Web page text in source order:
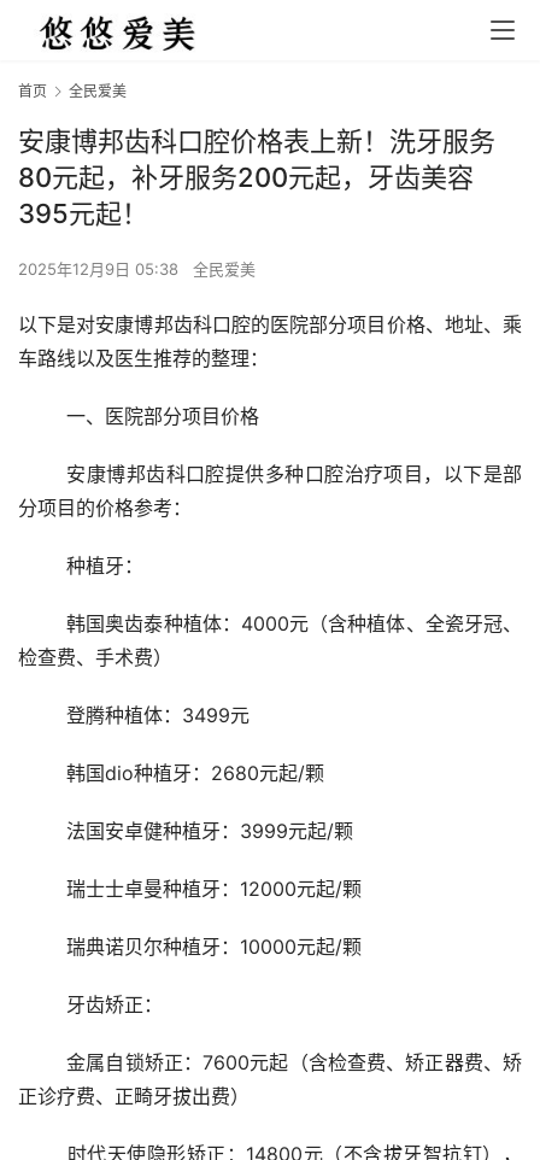
首页 全民爱美
安康博邦齿科口腔价格表上新！洗牙服务
80元起，补牙服务200元起，牙齿美容
395元起！
2025年12月9日 05:38 全民爱美
以下是对安康博邦齿科口腔的医院部分项目价格、地址、乘
车路线以及医生推荐的整理：
	一、医院部分项目价格
分项目的价格参考：
	种植牙：
	韩国奥齿泰种植体：4000元（含种植体、全瓷牙冠、
检查费、手术费）
	登腾种植体：3499元
	韩国dio种植牙：2680元起/颗
	法国安卓健种植牙：3999元起/颗
	瑞士士卓曼种植牙：12000元起/颗
	瑞典诺贝尔种植牙：10000元起/颗
	牙齿矫正：
	金属自锁矫正：7600元起（含检查费、矫正器费、矫
正诊疗费、正畸牙拔出费）